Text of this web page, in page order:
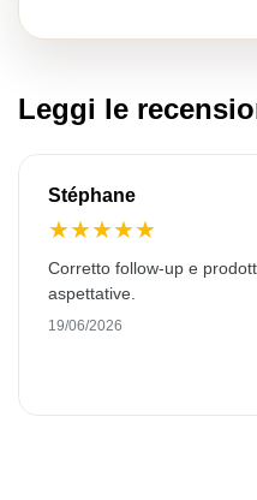
Leggi le
Stéphane
★★★★★
Corretto follow-up e
aspettative.
19/06/2026